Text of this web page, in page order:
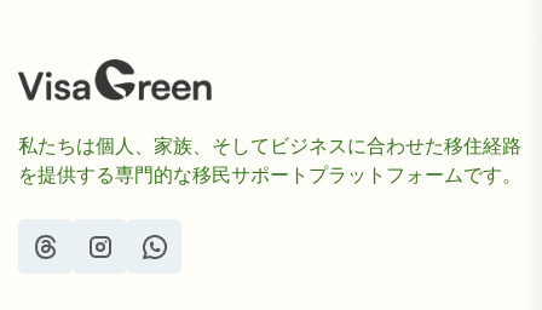
私たちは個人、家族、そしてビジネスに合わせた移住経路
を提供する専門的な移民サポートプラットフォームです。